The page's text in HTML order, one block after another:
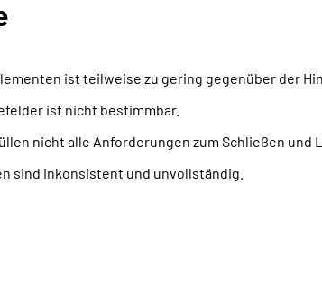
ist teilweise zu gering gegenüber der
ist nicht bestimmbar.
nicht alle Anforderungen zum Schließen und
sind inkonsistent und unvollständig.